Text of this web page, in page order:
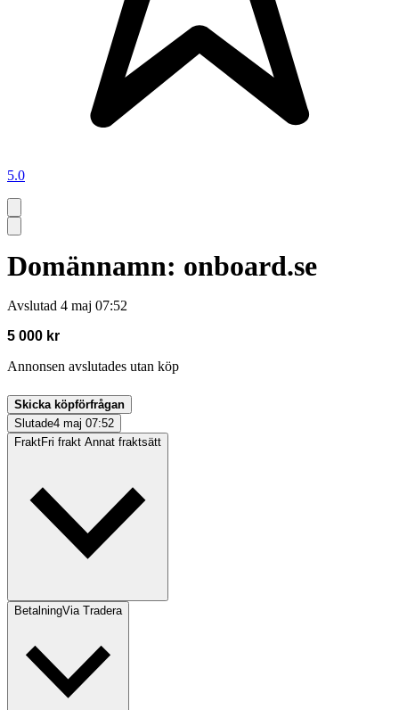
5.0
Domännamn: onboard.se
Avslutad 4 maj 07:52
5 000 kr
Annonsen avslutades utan köp
Skicka köpförfrågan
Slutade4 maj 07:52
FraktFri frakt Annat fraktsätt
BetalningVia Tradera